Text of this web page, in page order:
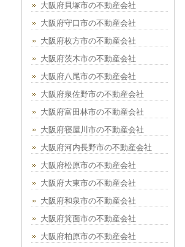
大阪府貝塚市の不動産会社
大阪府守口市の不動産会社
大阪府枚方市の不動産会社
大阪府茨木市の不動産会社
大阪府八尾市の不動産会社
大阪府泉佐野市の不動産会社
大阪府富田林市の不動産会社
大阪府寝屋川市の不動産会社
大阪府河内長野市の不動産会社
大阪府松原市の不動産会社
大阪府大東市の不動産会社
大阪府和泉市の不動産会社
大阪府箕面市の不動産会社
大阪府柏原市の不動産会社